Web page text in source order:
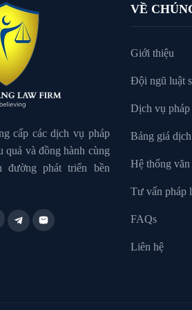
cấp các dịch vụ pháp
quả và đồng hành cùng
đường phát triển bền
VỀ
Giới thiệu
Đội ngũ luật
Dịch vụ
Bảng giá
Hệ thống văn
Tư vấn pháp
FAQs
Liên hệ